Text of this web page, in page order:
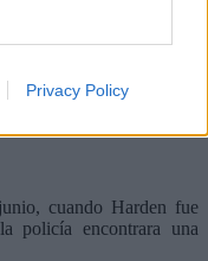
Privacy Policyilegal de
cuando Harden fue
policía encontrara una